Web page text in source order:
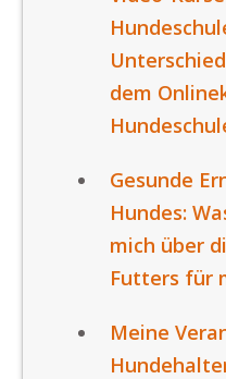
dem
Gesunde
Hundes:
mich über
Futters für
Meine